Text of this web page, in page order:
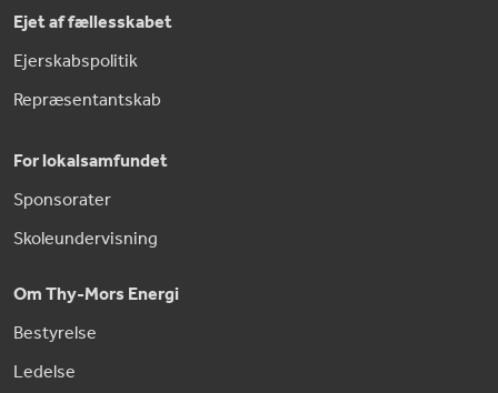
Ejet af fællesskabet
Ejerskabspolitik
Repræsentantskab
For lokalsamfundet
Sponsorater
Skoleundervisning
Om Thy-Mors Energi
Bestyrelse
Ledelse